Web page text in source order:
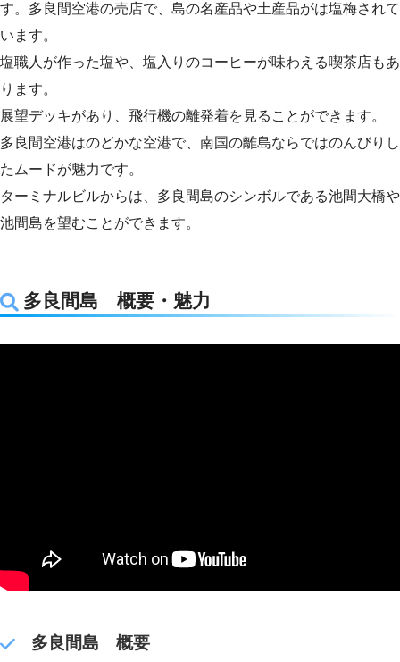
す。多良間空港の売店で、島の名産品や土産品がは塩梅されて
います。
塩職人が作った塩や、塩入りのコーヒーが味わえる喫茶店もあ
ります。
展望デッキがあり、飛行機の離発着を見ることができます。
多良間空港はのどかな空港で、南国の離島ならではのんびりし
たムードが魅力です。
ターミナルビルからは、多良間島のシンボルである池間大橋や
池間島を望むことができます。
多良間島 概要・魅力
多良間島 概要